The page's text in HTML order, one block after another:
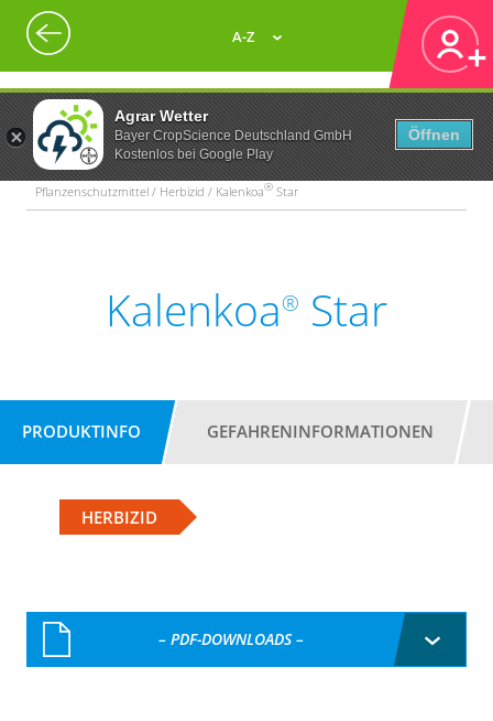
Agrar Wetter
Bayer CropScience Deutschland GmbH
Kostenlos bei Google Play
Öffnen
A-Z
Pflanzenschutzmittel / Herbizid / Kalenkoa® Star
Kalenkoa® Star
PRODUKTINFO GEFAHRENINFORMATIONEN
HERBIZID
– PDF-DOWNLOADS –